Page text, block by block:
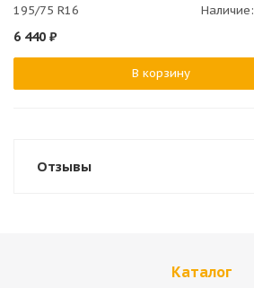
195/75 R16 Наличие:
6 440 ₽
В корзину
Отзывы
Каталог